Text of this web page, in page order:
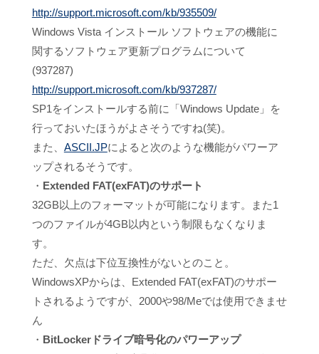
http://support.microsoft.com/kb/935509/
Windows Vista インストール ソフトウェアの機能に
関するソフトウェア更新プログラムについて
(937287)
http://support.microsoft.com/kb/937287/
SP1をインストールする前に「Windows Update」を
行っておいたほうがよさそうですね(笑)。
また、 ASCII.JPによると次のような機能がパワーア
ップされるそうです。
・ Extended FAT(exFAT)のサポート
32GB以上のフォーマットが可能になります。また1
つのファイルが4GB以内という制限もなくなりま
す。
ただ、欠点は下位互換性がないとのこと。
WindowsXPからは、Extended FAT(exFAT)のサポー
トされるようですが、2000や98/Meでは使用できませ
ん
・ BitLockerドライブ暗号化のパワーアップ